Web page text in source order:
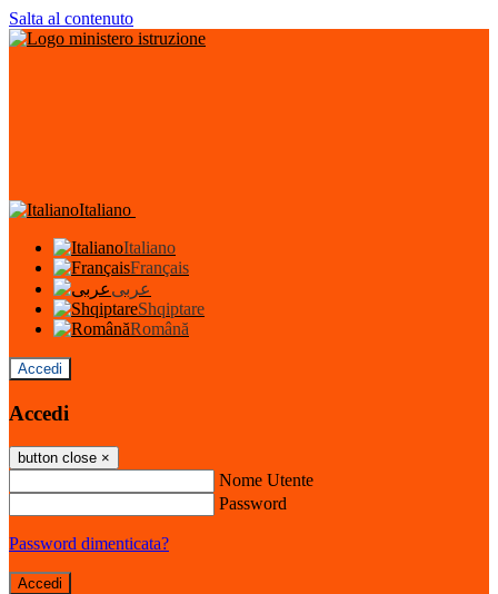
Salta al contenuto
Italiano
Italiano
Français
عربى
Shqiptare
Română
Accedi
Accedi
button close ×
Nome Utente
Password
Password dimenticata?